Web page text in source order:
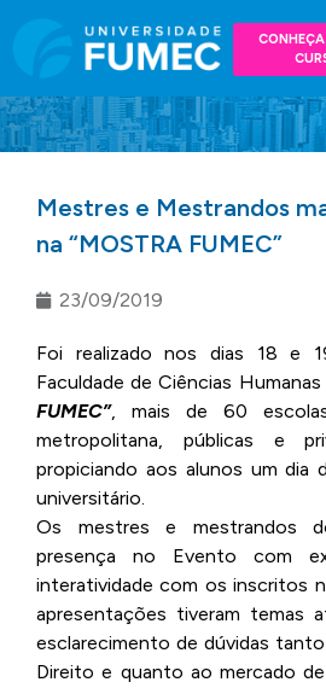
Mestres e Mestrandos
na “MOSTRA FUMEC”
23/09/2019
Foi realizado nos dias 18 e
Faculdade de Ciências
FUMEC”, mais de 60
metropolitana, públicas e
propiciando aos alunos um dia
universitário.
Os mestres e mestrandos
presença no Evento com
interatividade com os inscritos
apresentações tiveram temas
esclarecimento de dúvidas
Direito e quanto ao mercado